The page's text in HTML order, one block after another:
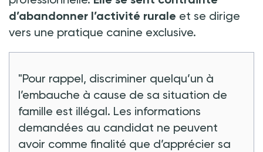
d’abandonner l’activité rurale et se dirige
vers une pratique canine exclusive.
"Pour rappel, discriminer quelqu’un à
l’embauche à cause de sa situation de
famille est illégal. Les informations
demandées au candidat ne peuvent
avoir comme finalité que d’apprécier sa